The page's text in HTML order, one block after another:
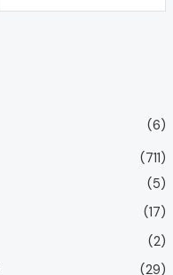
(6)
(711)
(5)
(17)
(2)
(29)